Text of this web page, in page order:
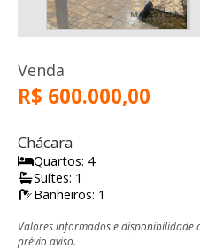
Venda
R$ 600.000,00
Chácara
Quartos: 4
Suítes: 1
Banheiros: 1
Valores informados e disponibilidade
prévio aviso.